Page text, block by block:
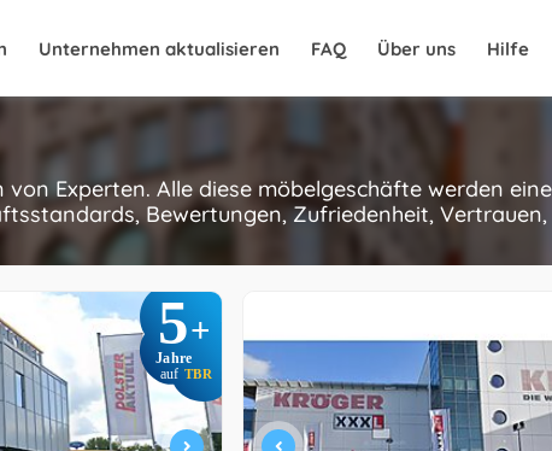
Unternehmen aktualisieren FAQ Über uns Hilfe
Experten. Alle diese möbelgeschäfte werden
Bewertungen, Zufriedenheit, Vertrauen,
5+
Jahre
auf TBR